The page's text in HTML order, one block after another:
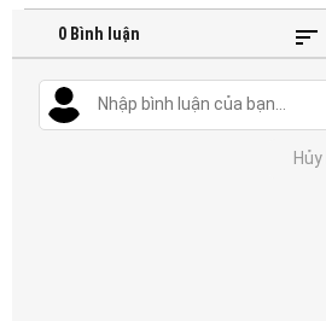
Nghiệp
0 Bình luận